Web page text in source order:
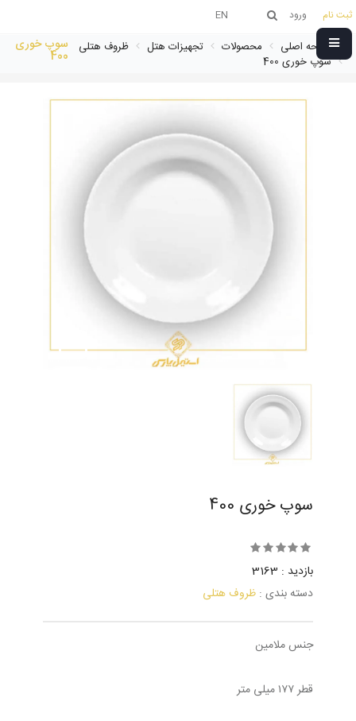
ثبت نام ورود EN
صفحه اصلی محصولات تجهیزات هتل
ظروف هتلی
سوپ خوری 400
سوپ خوری
400
سوپ خوری 400
بازدید : 3163
دسته بندی : ظروف هتلی
جنس ملامین
قطر ۱۷۷ میلی متر